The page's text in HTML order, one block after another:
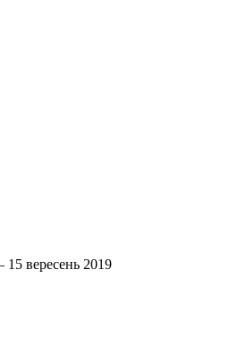
вересень 2019